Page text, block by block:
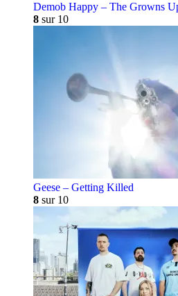
Demob Happy – The Growns
8 sur 10
Geese – Getting Killed
8 sur 10